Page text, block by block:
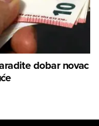
dobar novac